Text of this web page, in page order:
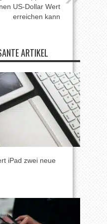
US-Dollar Wert
erreichen kann
ARTIKEL
iPad zwei neue